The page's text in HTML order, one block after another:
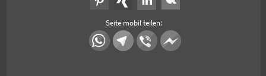
Seite mobil teilen: